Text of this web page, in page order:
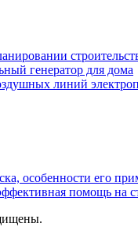
генератор для дома
линий
особенности его
помощь на